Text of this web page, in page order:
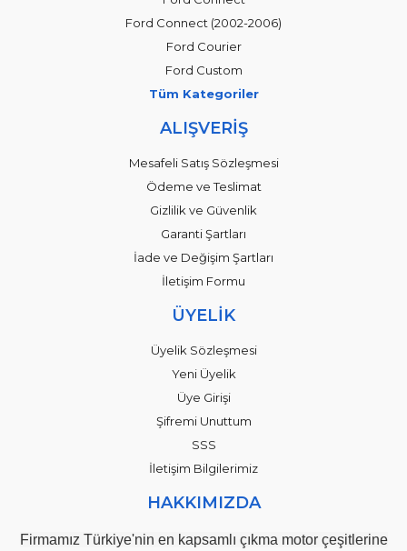
Ford Connect (2002-2006)
Ford Courier
Ford Custom
Tüm Kategoriler
ALIŞVERİŞ
Mesafeli Satış Sözleşmesi
Ödeme ve Teslimat
Gizlilik ve Güvenlik
Garanti Şartları
İade ve Değişim Şartları
İletişim Formu
ÜYELİK
Üyelik Sözleşmesi
Yeni Üyelik
Üye Girişi
Şifremi Unuttum
SSS
İletişim Bilgilerimiz
HAKKIMIZDA
Firmamız Türkiye'nin en kapsamlı çıkma motor çeşitlerine